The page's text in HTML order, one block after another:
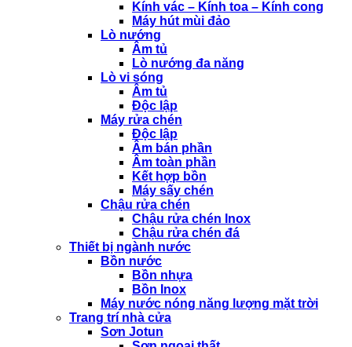
Kính vác – Kính toa – Kính cong
Máy hút mùi đảo
Lò nướng
Âm tủ
Lò nướng đa năng
Lò vi sóng
Âm tủ
Độc lập
Máy rửa chén
Độc lập
Âm bán phần
Âm toàn phần
Kết hợp bồn
Máy sấy chén
Chậu rửa chén
Chậu rửa chén Inox
Chậu rửa chén đá
Thiết bị ngành nước
Bồn nước
Bồn nhựa
Bồn Inox
Máy nước nóng năng lượng mặt trời
Trang trí nhà cửa
Sơn Jotun